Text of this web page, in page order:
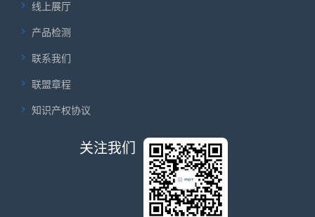
线上展厅
产品检测
联系我们
联盟章程
知识产权协议
关注我们